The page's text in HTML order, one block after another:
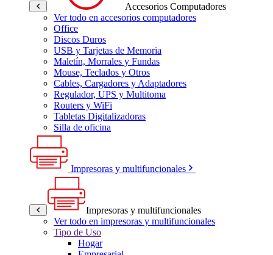
Accesorios Computadores
Ver todo en accesorios computadores
Office
Discos Duros
USB y Tarjetas de Memoria
Maletín, Morrales y Fundas
Mouse, Teclados y Otros
Cables, Cargadores y Adaptadores
Regulador, UPS y Multitoma
Routers y WiFi
Tabletas Digitalizadoras
Silla de oficina
Impresoras y multifuncionales
Impresoras y multifuncionales
Ver todo en impresoras y multifuncionales
Tipo de Uso
Hogar